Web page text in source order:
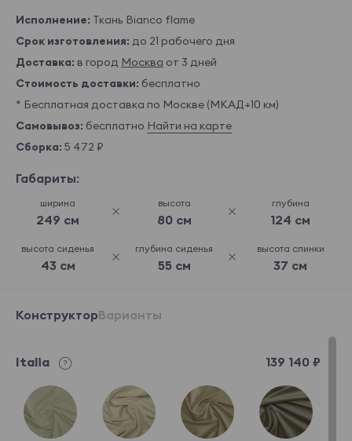
Исполнение: Ткань Bianco flame
Срок изготовления: до 21 рабочего дня
Доставка: в город Москва от 3 дней
Стоимость доставки: бесплатно
* Бесплатная доставка по Москве (МКАД+10 км)
Самовывоз: бесплатно Найти на карте
Сборка: 5 472 ₽
Габариты:
ширина
249 см
высота
80 см
глубина
124 см
высота сиденья
43 см
глубина сиденья
55 см
высота спинки
37 см
КонструкторВарианты
Italia 139 140 ₽